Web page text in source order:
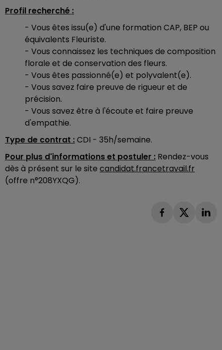
Profil recherché :
- Vous êtes issu(e) d'une formation CAP, BEP ou
équivalents Fleuriste.
- Vous connaissez les techniques de composition
florale et de conservation des fleurs.
- Vous êtes passionné(e) et polyvalent(e).
- Vous savez faire preuve de rigueur et de
précision.
- Vous savez être à l'écoute et faire preuve
d'empathie.
Type de contrat :CDI - 35h/semaine.
Pour plus d'informations et postuler : Rendez-vous
dès à présent sur le site candidat.francetravail.fr
(offre n°208YXQG).